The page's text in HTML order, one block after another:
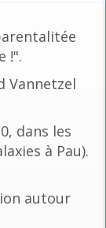
!".
Vannetzel
dans les
à Pau).
autour